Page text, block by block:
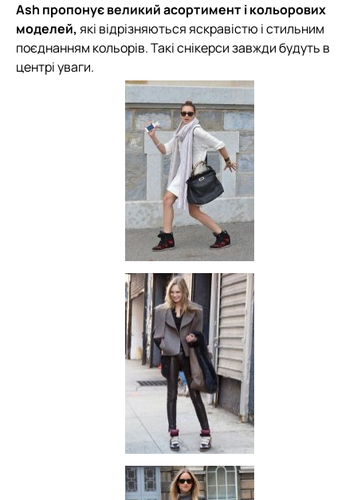
Ash пропонує великий асортимент і кольорових
моделей, які відрізняються яскравістю і стильним
поєднанням кольорів. Такі снікерси завжди будуть в
центрі уваги.